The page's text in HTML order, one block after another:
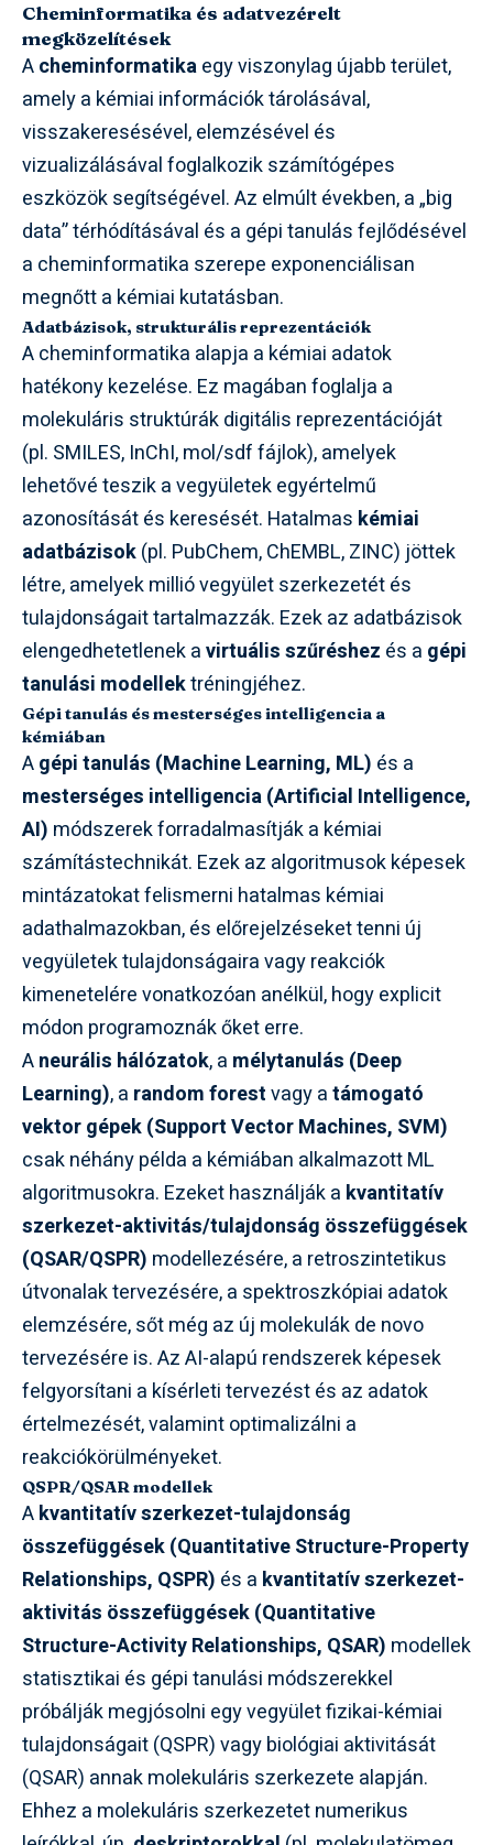
Cheminformatika és adatvezérelt
megközelítések
Acheminformatikaegy viszonylag újabb terület,
amely a kémiai információk tárolásával,
visszakeresésével, elemzésével és
vizualizálásával foglalkozik számítógépes
eszközök segítségével. Az elmúlt években, a „big
data” térhódításával és a gépi tanulás fejlődésével
a cheminformatika szerepe exponenciálisan
megnőtt a kémiai kutatásban.
Adatbázisok, strukturális reprezentációk
A cheminformatika alapja a kémiai adatok
hatékony kezelése. Ez magában foglalja a
molekuláris struktúrák digitális reprezentációját
(pl. SMILES, InChI, mol/sdf fájlok), amelyek
lehetővé teszik a vegyületek egyértelmű
azonosítását és keresését. Hatalmas kémiai
adatbázisok(pl. PubChem, ChEMBL, ZINC) jöttek
létre, amelyek millió vegyület szerkezetét és
tulajdonságait tartalmazzák. Ezek az adatbázisok
elengedhetetlenek avirtuális szűréshez és a gépi
tanulási modellektréningjéhez.
Gépi tanulás és mesterséges intelligencia a
kémiában
Agépi tanulás (Machine Learning, ML) és a
mesterséges intelligencia (Artificial Intelligence,
AI) módszerek forradalmasítják a kémiai
számítástechnikát. Ezek az algoritmusok képesek
mintázatokat felismerni hatalmas kémiai
adathalmazokban, és előrejelzéseket tenni új
vegyületek tulajdonságaira vagy reakciók
kimenetelére vonatkozóan anélkül, hogy explicit
módon programoznák őket erre.
Aneurális hálózatok, a mélytanulás (Deep
Learning), a random forestvagy atámogató
vektor gépek (Support Vector Machines, SVM)
csak néhány példa a kémiában alkalmazott ML
algoritmusokra. Ezeket használják a kvantitatív
szerkezet-aktivitás/tulajdonság összefüggések
(QSAR/QSPR) modellezésére, a retroszintetikus
útvonalak tervezésére, a spektroszkópiai adatok
elemzésére, sőt még az új molekulák de novo
tervezésére is. Az AI-alapú rendszerek képesek
felgyorsítani a kísérleti tervezést és az adatok
értelmezését, valamint optimalizálni a
reakciókörülményeket.
QSPR/QSAR modellek
Akvantitatív szerkezet-tulajdonság
összefüggések (Quantitative Structure-Property
Relationships, QSPR) és a kvantitatív szerkezet-
aktivitás összefüggések (Quantitative
Structure-Activity Relationships, QSAR) modellek
statisztikai és gépi tanulási módszerekkel
próbálják megjósolni egy vegyület fizikai-kémiai
tulajdonságait (QSPR) vagy biológiai aktivitását
(QSAR) annak molekuláris szerkezete alapján.
Ehhez a molekuláris szerkezetet numerikus